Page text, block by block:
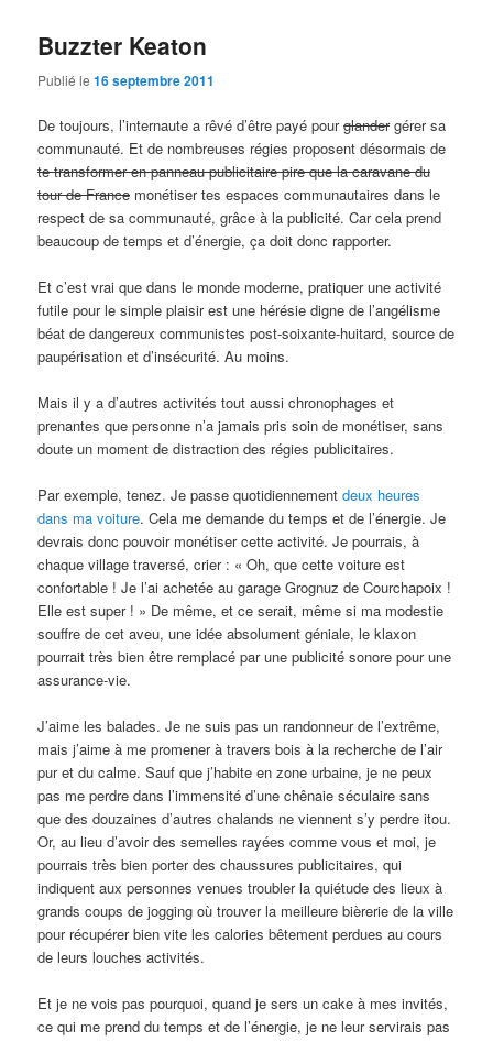
Buzzter Keaton
Publié le16 septembre 2011
De toujours, l’internaute a rêvé d’être payé pourglandergérer sa
communauté. Et de nombreuses régies proposent désormais de
te transformer en panneau publicitaire pire que la caravane du
tour de France monétiser tes espaces communautaires dans le
respect de sa communauté, grâce à la publicité. Car cela prend
beaucoup de temps et d’énergie, ça doit donc rapporter.
Et c’est vrai que dans le monde moderne, pratiquer une activité
futile pour le simple plaisir est une hérésie digne de l’angélisme
béat de dangereux communistes post-soixante-huitard, source de
paupérisation et d’insécurité. Au moins.
Mais il y a d’autres activités tout aussi chronophages et
prenantes que personne n’a jamais pris soin de monétiser, sans
doute un moment de distraction des régies publicitaires.
Par exemple, tenez. Je passe quotidiennementdeux heures
dans ma voiture. Cela me demande du temps et de l’énergie. Je
devrais donc pouvoir monétiser cette activité. Je pourrais, à
chaque village traversé, crier : « Oh, que cette voiture est
confortable ! Je l’ai achetée au garage Grognuz de Courchapoix !
Elle est super ! » De même, et ce serait, même si ma modestie
souffre de cet aveu, une idée absolument géniale, le klaxon
pourrait très bien être remplacé par une publicité sonore pour une
assurance-vie.
J’aime les balades. Je ne suis pas un randonneur de l’extrême,
mais j’aime à me promener à travers bois à la recherche de l’air
pur et du calme. Sauf que j’habite en zone urbaine, je ne peux
pas me perdre dans l’immensité d’une chênaie séculaire sans
que des douzaines d’autres chalands ne viennent s’y perdre itou.
Or, au lieu d’avoir des semelles rayées comme vous et moi, je
pourrais très bien porter des chaussures publicitaires, qui
indiquent aux personnes venues troubler la quiétude des lieux à
grands coups de jogging où trouver la meilleure bièrerie de la ville
pour récupérer bien vite les calories bêtement perdues au cours
de leurs louches activités.
Et je ne vois pas pourquoi, quand je sers un cake à mes invités,
ce qui me prend du temps et de l’énergie, je ne leur servirais pas